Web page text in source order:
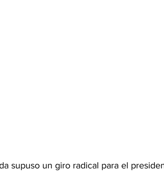
supuso un giro radical para el